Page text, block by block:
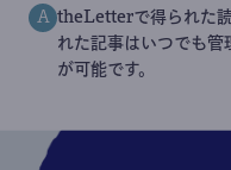
A theLetterで得られた
れた記事はいつでも管
が可能です。